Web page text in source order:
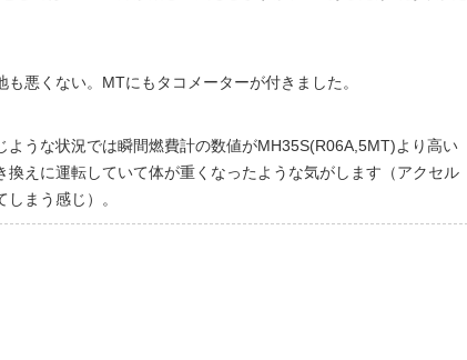
悪くない。MTにもタコメーターが付きました。
ような状況では瞬間燃費計の数値がMH35S(R06A,5MT)より高い
換えに運転していて体が重くなったような気がします（アクセル
まう感じ）。